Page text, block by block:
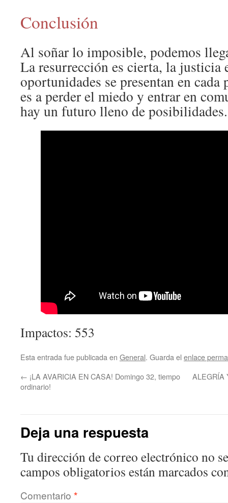
Conclusión
Al soñar lo imposible, podemos
La resurrección es cierta, la justicia
oportunidades se presentan en
es a perder el miedo y entrar en
hay un futuro lleno de posibilidades.
Impactos: 553
Esta entrada fue publicada en General. Guarda el enlace
← ¡LA AVARICIA EN CASA! Domingo 32, tiempo
ordinario!
ALEGRÍA
Deja una respuesta
Tu dirección de correo electrónico no
campos obligatorios están marcados
Comentario *